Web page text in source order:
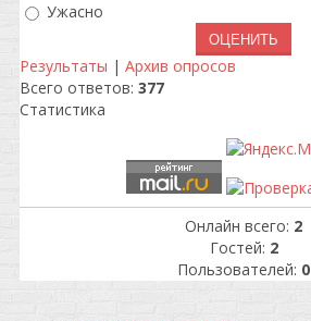
Ужасно
Результаты | Архив опросов
Всего ответов: 377
Статистика
Онлайн всего: 2
Гостей: 2
Пользователей: 0